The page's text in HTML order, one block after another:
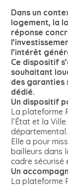
Dans un
logement, la
réponse
l’intérêt
Ce dispositif
souhaitant
des garanties
dédié.
Un dispositif
La plateforme
l’État et la
départemental.
Elle a pour
bailleurs dans
cadre sécurisé
Un
La plateforme